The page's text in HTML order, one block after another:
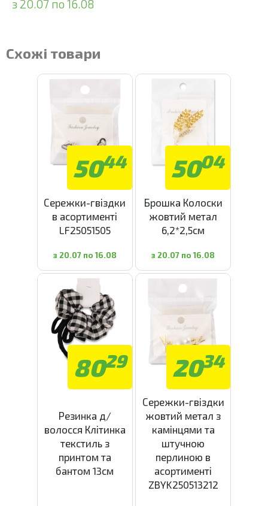
з 20.07 по 16.08
Схожі товари
5044
Сережки-гвіздки
в асортименті
LF25051505
з 20.07 по 16.08
5004
Брошка Колоски
жовтий метал
6,2*2,5см
з 20.07 по 16.08
8029
Резинка д/
волосся Клітинка
текстиль з
принтом та
бантом 13см
2034
Сережки-гвіздки
жовтий метал з
камінцями та
штучною
перлиною в
асортименті
ZBYK250513212